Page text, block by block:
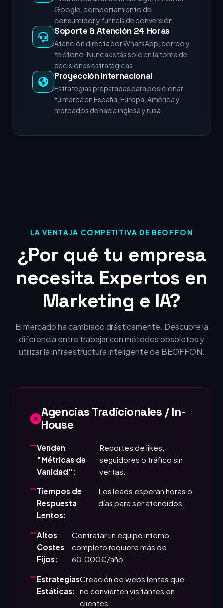
Google, comportamiento del
consumidor y funnels de conversión.
Soporte & Atención 24 Horas
Atención directa por WhatsApp, correo y
teléfono. Nunca estás solo en la toma de
decisiones estratégicas.
Proyección Internacional
Estrategias preparadas para posicionar
tu marca en España, Europa, América y
mercados de habla inglesa y rusa.
LA VENTAJA COMPETITIVA DE BEOFFON
¿Por qué tu empresa
necesita Expertos en
Marketing e IA?
El mercado ha cambiado drásticamente. Descubre la
diferencia entre trabajar con métodos obsoletos y
utilizar la infraestructura inteligente de BEOFFON.
Agencias Tradicionales / In-
House
Venden
"Métricas de
Vanidad":
Reportes de likes,
seguidores o tráfico sin
ventas.
Tiempos de
Respuesta
Lentos:
Los leads esperan horas o
días para ser atendidos.
Altos
Costes
Fijos:
Contratar un equipo interno
completo requiere más de
60.000€/año.
Estrategias
Estáticas:
Creación de webs lentas que
no convierten visitantes en
clientes.